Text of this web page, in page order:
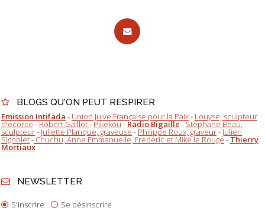
BLOGS QU'ON PEUT RESPIRER
Emission Intifada - Union Juive Française pour la Paix- Louyse, sculpteur
d'écorce-Robert Gaillot-Pikekou-Radio Bigaille-Stéphane Beau,
sculpteur-Juliette Planque, graveuse-Philippe Roux, graveur-Julien
Signolet-Chuchu, Anne Emmanuelle, Frederic et Mike le Rouge-Thierry
Mortiaux
NEWSLETTER
S'inscrire Se désinscrire